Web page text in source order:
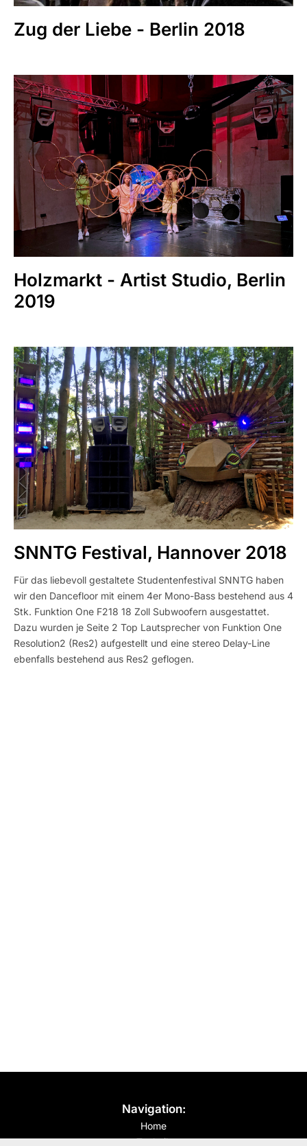
Zug der Liebe - Berlin 2018
Holzmarkt - Artist Studio, Berlin
2019
SNNTG Festival, Hannover 2018
Für das liebevoll gestaltete Studentenfestival SNNTG haben
wir den Dancefloor mit einem 4er Mono-Bass bestehend aus 4
Stk. Funktion One F218 18 Zoll Subwoofern ausgestattet.
Dazu wurden je Seite 2 Top Lautsprecher von Funktion One
Resolution2 (Res2) aufgestellt und eine stereo Delay-Line
ebenfalls bestehend aus Res2 geflogen.
Navigation:
Home
Technik